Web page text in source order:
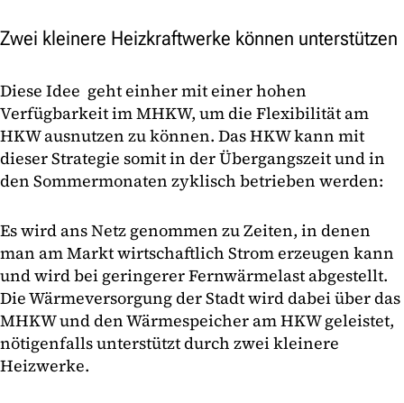
Zwei kleinere Heizkraftwerke können unterstützen
Diese Idee geht einher mit einer hohen
Verfügbarkeit im MHKW, um die Flexibilität am
HKW ausnutzen zu können. Das HKW kann mit
dieser Strategie somit in der Übergangszeit und in
den Sommermonaten zyklisch betrieben werden:
Es wird ans Netz genommen zu Zeiten, in denen
man am Markt wirtschaftlich Strom erzeugen kann
und wird bei geringerer Fernwärmelast abgestellt.
Die Wärmeversorgung der Stadt wird dabei über das
MHKW und den Wärmespeicher am HKW geleistet,
nötigenfalls unterstützt durch zwei kleinere
Heizwerke.